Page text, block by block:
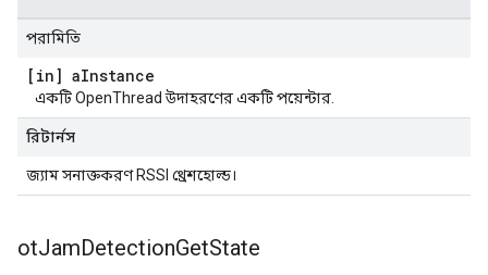
পরামিতি
[in] aInstance
একটি OpenThread উদাহরণের একটি পয়েন্টার.
রিটার্নস
জ্যাম সনাক্তকরণ RSSI থ্রেশহোল্ড।
otJamDetectionGetState